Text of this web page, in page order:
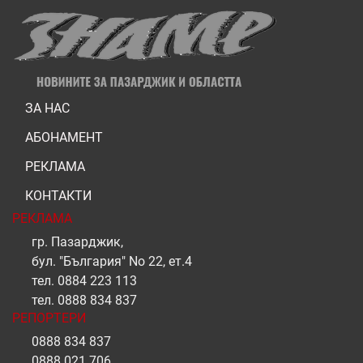
ЗА НАС
АБОНАМЕНТ
РЕКЛАМА
КОНТАКТИ
РЕКЛАМА
гр. Пазарджик,
бул. "България" No 22, ет.4
тел. 0884 223 113
тел. 0888 834 837
РЕПОРТЕРИ
0888 834 837